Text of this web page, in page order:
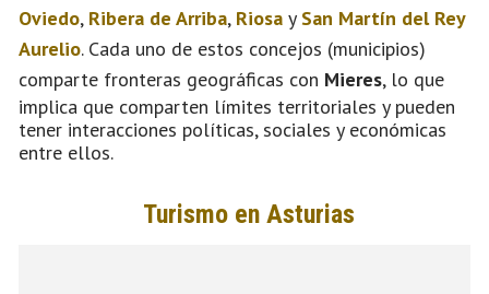
Oviedo, Ribera de Arriba, Riosa y San Martín del Rey
Aurelio. Cada uno de estos concejos (municipios)
comparte fronteras geográficas con Mieres, lo que
implica que comparten límites territoriales y pueden
tener interacciones políticas, sociales y económicas
entre ellos.